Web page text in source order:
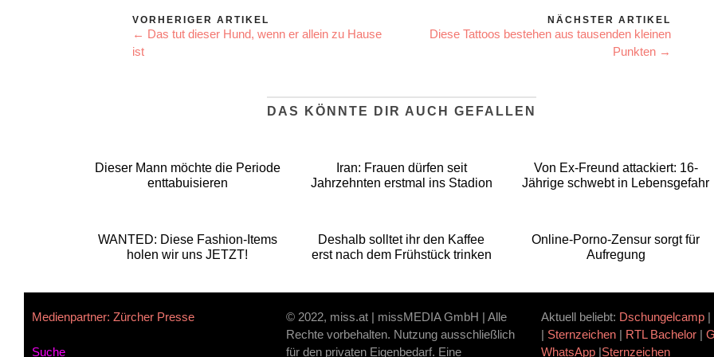
VORHERIGER ARTIKEL
← Das tut dieser Hund, wenn er allein zu Hause
ist
NÄCHSTER ARTIKEL
Diese Tattoos bestehen aus tausenden kleinen
Punkten →
DAS KÖNNTE DIR AUCH GEFALLEN
Dieser Mann möchte die Periode
enttabuisieren
Iran: Frauen dürfen seit
Jahrzehnten erstmal ins Stadion
Von Ex-Freund attackiert: 16-
Jährige schwebt in Lebensgefahr
WANTED: Diese Fashion-Items
holen wir uns JETZT!
Deshalb solltet ihr den Kaffee
erst nach dem Frühstück trinken
Online-Porno-Zensur sorgt für
Aufregung
Medienpartner: Zürcher Presse
Suche
© 2022, miss.at | missMEDIA GmbH | Alle
Rechte vorbehalten. Nutzung ausschließlich
für den privaten Eigenbedarf. Eine
Aktuell beliebt: Dschungelcamp|
| Sternzeichen| RTL Bachelor|
WhatsApp|Sternzeichen